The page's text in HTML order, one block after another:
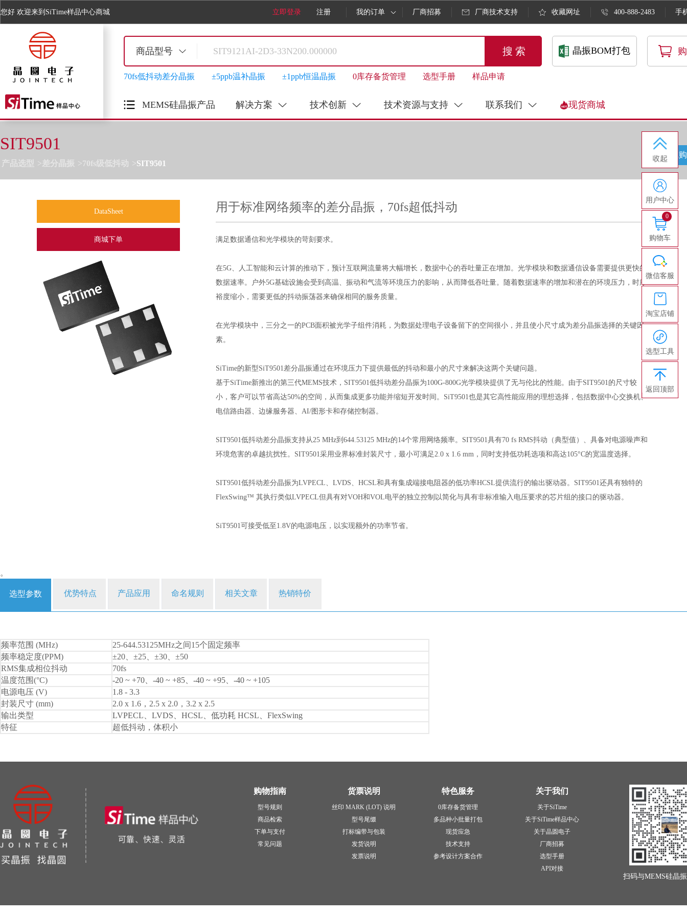
您好 欢迎来到SiTime样品中心商城 立即登录 注册 我的订单 厂商招募 厂商技术支持 收藏网址 400-888-2483 手
商品型号 搜 索 晶振BOM打包
70fs低抖动差分晶振 ±5ppb温补晶振 ±1ppb恒温晶振 0库存备货管理 选型手册 样品申请
MEMS硅晶振产品 解决方案 技术创新 技术资源与支持 联系我们 现货商城
SIT9501
产品选型 差分晶振 70fs级低抖动 SIT9501
商城
DataSheet
商城下单
用于标准网络频率的差分晶振，70fs超低抖动
满足数据通信和光学模块的苛刻要求。
在5G、人工智能和云计算的推动下，预计互联网流量将大幅增长，数据中心的吞吐量正在增加。光学模块和数据通信设备需要提供更快的
数据速率。户外5G基础设施会受到高温、振动和气流等环境压力的影响，从而降低吞吐量。随着数据速率的增加和潜在的环境压力，时序
裕度缩小，需要更低的抖动振荡器来确保相同的服务质量。
在光学模块中，三分之一的PCB面积被光学子组件消耗，为数据处理电子设备留下的空间很小，并且使小尺寸成为差分晶振选择的关键因
素。
SiTime的新型SiT9501差分晶振通过在环境压力下提供最低的抖动和最小的尺寸来解决这两个关键问题。
基于SiTime新推出的第三代MEMS技术，SIT9501低抖动差分晶振为100G-800G光学模块提供了无与伦比的性能。由于SIT9501的尺寸较
小，客户可以节省高达50%的空间，从而集成更多功能并缩短开发时间。SiT9501也是其它高性能应用的理想选择，包括数据中心交换机、
电信路由器、边缘服务器、AI/图形卡和存储控制器。
SIT9501低抖动差分晶振支持从25 MHz到644.53125 MHz的14个常用网络频率。SIT9501具有70 fs RMS抖动（典型值）、具备对电源噪声和
环境危害的卓越抗扰性。SIT9501采用业界标准封装尺寸，最小可满足2.0 x 1.6 mm，同时支持低功耗选项和高达105°C的宽温度选择。
SIT9501低抖动差分晶振为LVPECL、LVDS、HCSL和具有集成端接电阻器的低功率HCSL提供流行的输出驱动器。SIT9501还具有独特的
FlexSwing™ 其执行类似LVPECL但具有对VOH和VOL电平的独立控制以简化与具有非标准输入电压要求的芯片组的接口的驱动器。
SiT9501可接受低至1.8V的电源电压，以实现额外的功率节省。
。
选型参数 优势特点 产品应用 命名规则 相关文章 热销特价
频率范围 (MHz)
25-644.53125MHz之间15个固定频率
频率稳定度(PPM)
±20、±25、±30、±50
RMS集成相位抖动
70fs
温度范围(°C)
-20 ~ +70、-40 ~ +85、-40 ~ +95、-40 ~ +105
电源电压 (V)
1.8 - 3.3
封装尺寸 (mm)
2.0 x 1.6，2.5 x 2.0，3.2 x 2.5
输出类型
LVPECL、LVDS、HCSL、低功耗 HCSL、FlexSwing
特征
超低抖动，体积小
购物指南
型号规则
商品检索
下单与支付
常见问题
货票说明
丝印 MARK (LOT) 说明
型号尾缀
打标编带与包装
发货说明
发票说明
特色服务
0库存备货管理
多品种小批量打包
现货应急
技术支持
参考设计方案合作
关于我们
关于SiTime
关于SiTime样品中心
关于晶圆电子
厂商招募
选型手册
API对接
扫码与MEMS硅晶
用户中心
0
购物车
微信客服
淘宝店铺
选型工具
返回顶部